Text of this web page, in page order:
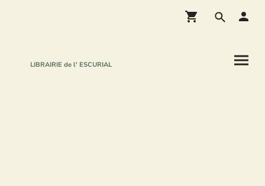
LIBRAIRIE de l' ESCURIAL